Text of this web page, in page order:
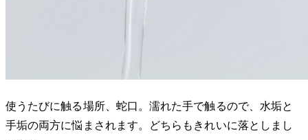
使うたびに触る場所、蛇口。濡れた手で触るので、水垢と
手垢の両方に悩まされます。どちらもきれいに落としまし